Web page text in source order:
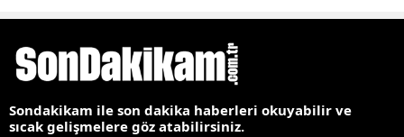
Sondakikam ile son dakika haberleri okuyabilir ve
sıcak gelişmelere göz atabilirsiniz.